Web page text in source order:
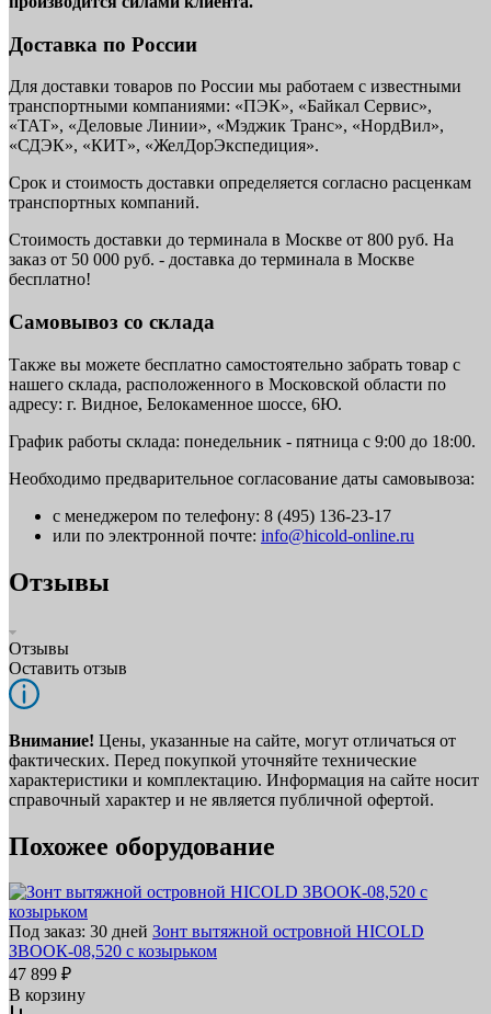
Доставка по России
Для доставки товаров по России мы работаем с известными
транспортными компаниями: «ПЭК», «Байкал Сервис»,
«ТАТ», «Деловые Линии», «Мэджик Транс», «НордВил»,
«СДЭК», «КИТ», «ЖелДорЭкспедиция».
Срок и стоимость доставки определяется согласно расценкам
транспортных компаний.
Стоимость доставки до терминала в Москве от 800 руб. На
заказ от 50 000 руб. - доставка до терминала в Москве
бесплатно!
Самовывоз со склада
Также вы можете бесплатно самостоятельно забрать товар с
нашего склада, расположенного в Московской области по
адресу: г. Видное, Белокаменное шоссе, 6Ю.
График работы склада: понедельник - пятница с 9:00 до 18:00.
Необходимо предварительное согласование даты самовывоза:
с менеджером по телефону: 8 (495) 136-23-17
или по электронной почте: info@hicold-online.ru
Отзывы
Отзывы
Оставить отзыв
Внимание! Цены, указанные на сайте, могут отличаться от
фактических. Перед покупкой уточняйте технические
характеристики и комплектацию. Информация на сайте носит
справочный характер и не является публичной офертой.
Похожее оборудование
Под заказ: 30 дней Зонт вытяжной островной HICOLD
ЗВООК-08,520 с козырьком
47 899 ₽
В корзину